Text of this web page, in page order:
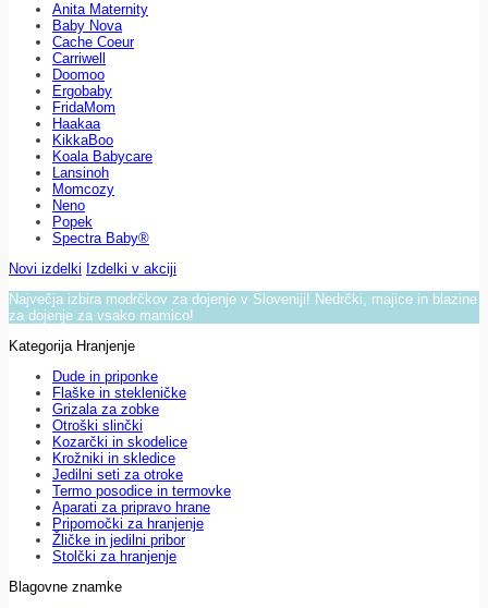
Anita Maternity
Baby Nova
Cache Coeur
Carriwell
Doomoo
Ergobaby
FridaMom
Haakaa
KikkaBoo
Koala Babycare
Lansinoh
Momcozy
Neno
Popek
Spectra Baby®
Novi izdelki Izdelki v akciji
Največja izbira modrčkov za dojenje v Sloveniji! Nedrčki, majice in blazine
za dojenje za vsako mamico!
Kategorija Hranjenje
Dude in priponke
Flaške in stekleničke
Grizala za zobke
Otroški slinčki
Kozarčki in skodelice
Krožniki in skledice
Jedilni seti za otroke
Termo posodice in termovke
Aparati za pripravo hrane
Pripomočki za hranjenje
Žličke in jedilni pribor
Stolčki za hranjenje
Blagovne znamke